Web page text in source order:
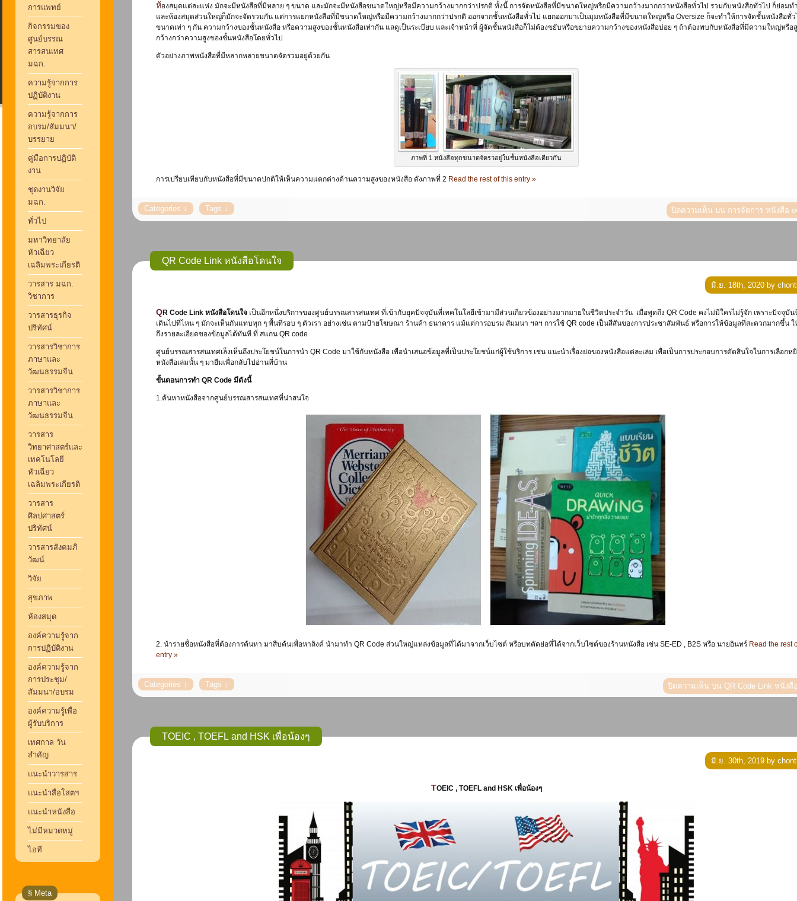
การแพทย์
กิจกรรมของ
ศูนย์บรรณ
สารสนเทศ
มฉก.
ความรู้จากการ
ปฏิบัติงาน
ความรู้จากการ
อบรม/สัมมนา/
บรรยาย
คู่มือการปฏิบัติ
งาน
ชุดงานวิจัย
มฉก.
ทั่วไป
มหาวิทยาลัย
หัวเฉียว
เฉลิมพระเกียรติ
วารสาร มฉก.
วิชาการ
วารสารธุรกิจ
ปริทัศน์
วารสารวิชาการ
ภาษาและ
วัฒนธรรมจีน
วารสารวิชาการ
ภาษาและ
วัฒนธรรมจีน
วารสาร
วิทยาศาสตร์และ
เทคโนโลยี
หัวเฉียว
เฉลิมพระเกียรติ
วารสาร
ศิลปศาสตร์
ปริทัศน์
วารสารสังคมภิ
วัฒน์
วิจัย
สุขภาพ
ห้องสมุด
องค์ความรู้จาก
การปฏิบัติงาน
องค์ความรู้จาก
การประชุม/
สัมมนา/อบรม
องค์ความรู้เพื่อ
ผู้รับบริการ
เทศกาล วัน
สำคัญ
แนะนำวารสาร
แนะนำสื่อโสตฯ
แนะนำหนังสือ
ไม่มีหมวดหมู่
ไอที
§ Meta
ห้องสมุดแต่ละแห่ง มักจะมีหนังสือที่มีหลาย ๆ ขนาด และมักจะมีหนังสือขนาดใหญ่หรือมีความกว้างมากกว่าปรกติ ทั้งนี้ การจัดหนังสือที่มีขนาดใหญ่หรือมีความกว้างมากกว่าหนังสือทั่วไป รวมกับหนังสือทั่วไป ก็ย่อมทำได้
และห้องสมุดส่วนใหญ่ก็มักจะจัดรวมกัน แต่การแยกหนังสือที่มีขนาดใหญ่หรือมีความกว้างมากกว่าปรกติ ออกจากชั้นหนังสือทั่วไป แยกออกมาเป็นมุมหนังสือที่มีขนาดใหญ่หรือ Oversize ก็จะทำให้การจัดชั้นหนังสือทั่
ขนาดเท่า ๆ กัน ความกว้างของชั้นหนังสือ หรือความสูงของชั้นหนังสือเท่ากัน แลดูเป็นระเบียบ และเจ้าหน้าที่ ผู้จัดชั้นหนังสือก็ไม่ต้องขยับหรือขยายความกว้างของหนังสือบ่อย ๆ ถ้าต้องพบกับหนังสือที่มีความใหญ่หรือ
กว้างกว่าความสูงของชั้นหนังสือโดยทั่วไป
ตัวอย่างภาพหนังสือที่มีหลากหลายขนาดจัดรวมอยู่ด้วยกัน
ภาพที่ 1 หนังสือทุกขนาดจัดรวอยู่ในชั้นหนังสือเดียวกัน
การเปรียบเทียบกับหนังสือที่มีขนาดปกติให้เห็นความแตกต่างด้านความสูงของหนังสือ ดังภาพที่ 2 Read the rest of this entry »
ปิดความเห็น บน การจัดการ หนังสือ
QR Code Link หนังสือโดนใจ
มิ.ย. 18th, 2020 by
QR Code Link หนังสือโดนใจ เป็นอีกหนึ่งบริการของศูนย์บรรณสารสนเทศ ที่เข้ากับยุคปัจจุบันที่เทคโนโลยีเข้ามามีส่วนเกี่ยวข้องอย่างมากมายในชีวิตประจำวัน เมื่อพูดถึง QR Code คงไม่มีใครไม่รู้จัก เพราะปัจจุบัน
เดินไปที่ไหน ๆ มักจะเห็นกันแทบทุก ๆ พื้นที่รอบ ๆ ตัวเรา อย่างเช่น ตามป้ายโฆษณา ร้านค้า ธนาคาร แม้แต่การอบรม สัมมนา ฯลฯ การใช้ QR code เป็นสีสันของการประชาสัมพันธ์ หรือการให้ข้อมูลที่สะดวกมากขึ้น ใ
ถึงรายละเอียดของข้อมูลได้ทันที ที่ สแกน QR code
ศูนย์บรรณสารสนเทศเล็งเห็นถึงประโยชน์ในการนำ QR Code มาใช้กับหนังสือ เพื่อนำเสนอข้อมูลที่เป็นประโยชน์แก่ผู้ใช้บริการ เช่น แนะนำเรื่องย่อของหนังสือแต่ละเล่ม เพื่อเป็นการประกอบการตัดสินใจในการเลือกห
หนังสือเล่มนั้น ๆ มายืมเพื่อกลับไปอ่านที่บ้าน
ขั้นตอนการทำ QR Code มีดังนี้
1.ค้นหาหนังสือจากศูนย์บรรณสารสนเทศที่น่าสนใจ
2. นำรายชื่อหนังสือที่ต้องการค้นหา มาสืบค้นเพื่อหาลิงค์ นำมาทำ QR Code ส่วนใหญ่แหล่งข้อมูลที่ได้มาจากเว็บไซต์ หรือบทคัดย่อที่ได้จากเว็บไซต์ของร้านหนังสือ เช่น SE-ED , B2S หรือ นายอินทร์ Read the rest
entry »
ปิดความเห็น บน QR Code Link หนังสื
TOEIC , TOEFL and HSK เพื่อน้องๆ
มิ.ย. 30th, 2019 by
TOEIC , TOEFL and HSK เพื่อน้องๆ